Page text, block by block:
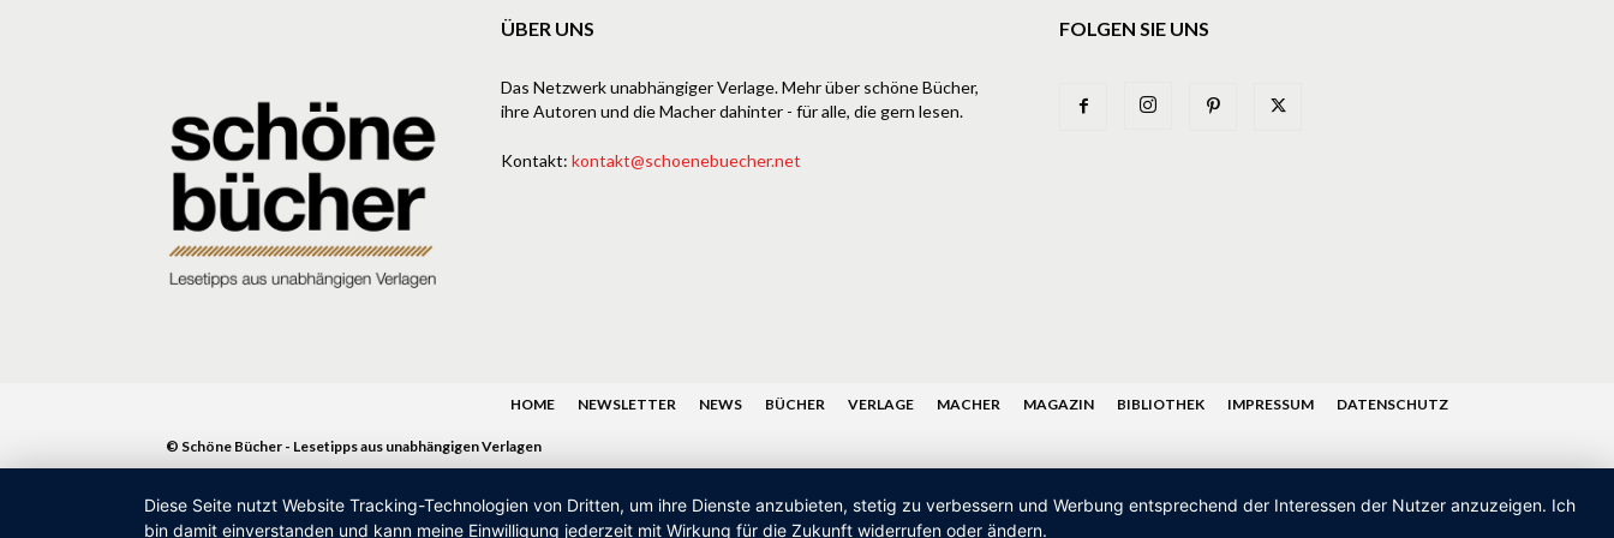
ÜBER UNS
Das Netzwerk unabhängiger Verlage. Mehr über schöne Bücher,
ihre Autoren und die Macher dahinter - für alle, die gern lesen.
Kontakt: kontakt@schoenebuecher.net
FOLGEN SIE UNS
HOME NEWSLETTER NEWS BÜCHER VERLAGE MACHER MAGAZIN BIBLIOTHEK IMPRESSUM DATENSCHUTZ
© Schöne Bücher - Lesetipps aus unabhängigen Verlagen
Diese Seite nutzt Website Tracking-Technologien von Dritten, um ihre Dienste anzubieten, stetig zu verbessern und Werbung entsprechend der Interessen der Nutzer anzuzeigen. Ich
bin damit einverstanden und kann meine Einwilligung jederzeit mit Wirkung für die Zukunft widerrufen oder ändern.